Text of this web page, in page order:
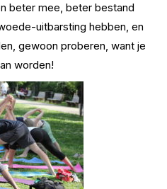
beter mee, beter bestand
uitbarsting hebben, en
gewoon proberen, want je
worden!